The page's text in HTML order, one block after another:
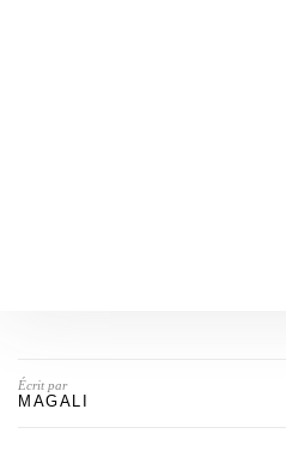
Écrit par
MAGALI